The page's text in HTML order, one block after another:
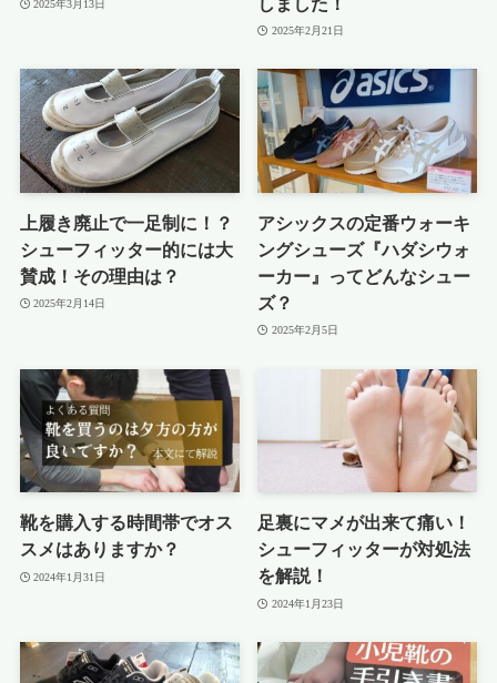
2025年3月13日
2025年2月21日
上履き廃止で一足制に！？
シューフィッター的には大
賛成！その理由は？
2025年2月14日
アシックスの定番ウォーキ
ングシューズ『ハダシウォ
ーカー』ってどんなシュー
ズ？
2025年2月5日
靴を購入する時間帯でオス
スメはありますか？
2024年1月31日
足裏にマメが出来て痛い！
シューフィッターが対処法
を解説！
2024年1月23日